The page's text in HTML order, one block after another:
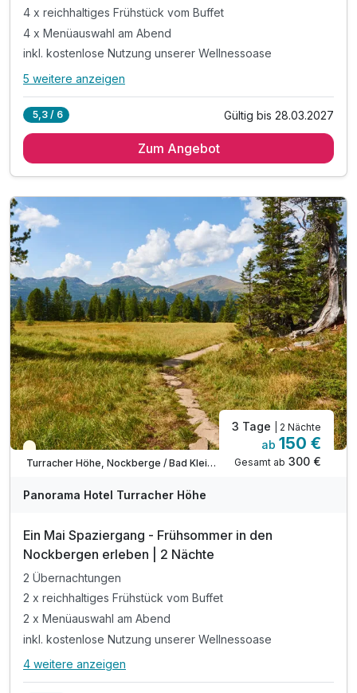
4 x reichhaltiges Frühstück vom Buffet
4 x Menüauswahl am Abend
inkl. kostenlose Nutzung unserer Wellnessoase
Alle Inklusivleistungen
4 x reichhaltiges Frühstück vom Buffet
inkl. kuschlige Bademäntel auf dem Zimmer
inkl. Nutzung des Fitnessraumes
inkl. Butlercard (wenn verfügbar)
inkl. Panoramacocktail pro Erwachsener
inkl. Osterüberraschungssuche
5 weitere anzeigen
5,3 / 6 Gültig bis 28.03.2027
Zum Angebot
Saisonal verfügbar
Turracher Höhe, Nockberge / Bad Kleinkirchheim
3 Tage | 2 Nächte
ab 150 €
Gesamt ab 300 €
Panorama Hotel Turracher Höhe
Ein Mai Spaziergang - Frühsommer in den
Nockbergen erleben | 2 Nächte
2 Übernachtungen
2 x reichhaltiges Frühstück vom Buffet
2 x Menüauswahl am Abend
inkl. kostenlose Nutzung unserer Wellnessoase
Alle Inklusivleistungen
4 weitere anzeigen